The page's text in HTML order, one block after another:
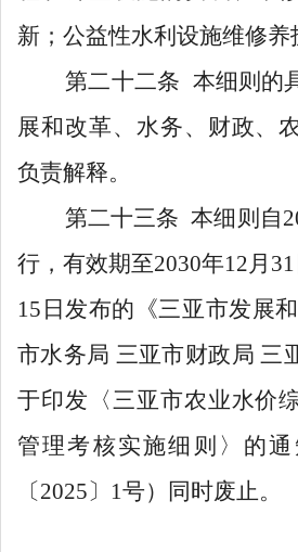
新；公益性水利设施维修养
第二十二条 本细则 的
展和改革、水务、财政、
负责解释。
第二十三条 本细则自
行，有效期至2030年12月 31
15 日发布的 《三亚市发展
市水务局 三亚市财政局 三
于印发〈三亚市农业水价
管理考核实施细则〉的
〔2025〕 1号）同时废止。